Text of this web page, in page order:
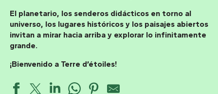
El planetario, los senderos didácticos en torno al
universo, los lugares históricos y los paisajes abiertos
invitan a mirar hacia arriba y explorar lo infinitamente
grande.
¡Bienvenido a Terre d’étoiles!